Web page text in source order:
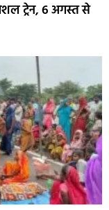
ट्रेन, 6 अगस्त से